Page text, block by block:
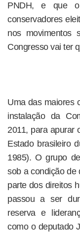
PNDH, e que o
conservadores
nos movimentos
Congresso vai ter
Uma das maiores
instalação da
2011, para apurar
Estado brasileiro
1985). O grupo
sob a condição de
parte dos direitos
passou a ser
reserva e
como o deputado